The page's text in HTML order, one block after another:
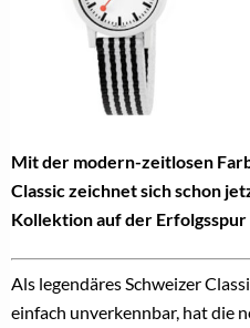
Mit der modern-zeitlosen
Classic zeichnet sich schon
Kollektion auf der Erfolgsspur
Als legendäres Schweizer
einfach unverkennbar, hat die